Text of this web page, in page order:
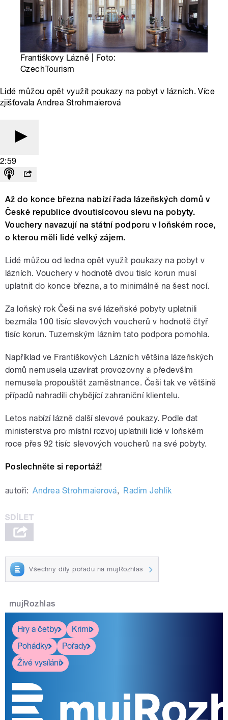
Františkovy Lázně | Foto:
CzechTourism
Lidé můžou opět využít poukazy na pobyt v lázních. Více
zjišťovala Andrea Strohmaierová
2:59
Až do konce března nabízí řada lázeňských domů v
České republice dvoutisícovou slevu na pobyty.
Vouchery navazují na státní podporu v loňském roce,
o kterou měli lidé velký zájem.
Lidé můžou od ledna opět využít poukazy na pobyt v
lázních. Vouchery v hodnotě dvou tisíc korun musí
uplatnit do konce března, a to minimálně na šest nocí.
Za loňský rok Češi na své lázeňské pobyty uplatnili
bezmála 100 tisíc slevových voucherů v hodnotě čtyř
tisíc korun. Tuzemským lázním tato podpora pomohla.
Například ve Františkových Lázních většina lázeňských
domů nemusela uzavírat provozovny a především
nemusela propouštět zaměstnance. Češi tak ve většině
případů nahradili chybějící zahraniční klientelu.
Letos nabízí lázně další slevové poukazy. Podle dat
ministerstva pro místní rozvoj uplatnili lidé v loňském
roce přes 92 tisíc slevových voucherů na své pobyty.
Poslechněte si reportáž!
autoři: Andrea Strohmaierová, Radim Jehlík
Všechny díly pořadu na mujRozhlas
mujRozhlas
Hry a četby
Krimi
Pohádky
Pořady
Živé vysílání